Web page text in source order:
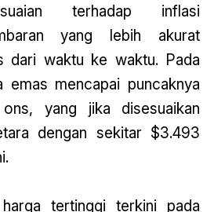
terhadap inflasi
yang lebih akurat
dari waktu ke waktu. Pada
emas mencapai puncaknya
yang jika disesuaikan
dengan sekitar $3.493
tertinggi terkini pada